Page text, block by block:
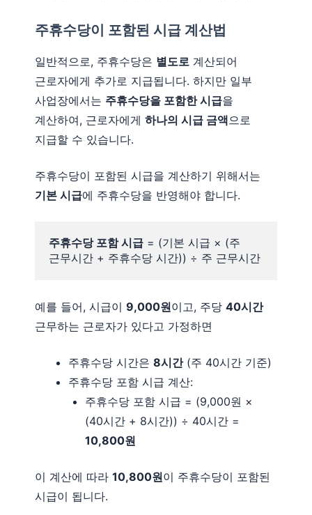
주휴수당이 포함된 시급 계산법
일반적으로, 주휴수당은 별도로 계산되어
근로자에게 추가로 지급됩니다. 하지만 일부
사업장에서는 주휴수당을 포함한 시급을
계산하여, 근로자에게 하나의 시급 금액으로
지급할 수 있습니다.
주휴수당이 포함된 시급을 계산하기 위해서는
기본 시급에 주휴수당을 반영해야 합니다.
주휴수당 포함 시급 = (기본 시급 × (주
근무시간 + 주휴수당 시간)) ÷ 주 근무시간
예를 들어, 시급이 9,000원이고, 주당 40시간
근무하는 근로자가 있다고 가정하면
주휴수당 시간은 8시간(주 40시간 기준)
주휴수당 포함 시급 계산:
주휴수당 포함 시급 = (9,000원 ×
(40시간 + 8시간)) ÷ 40시간 =
10,800원
이 계산에 따라 10,800원이 주휴수당이 포함된
시급이 됩니다.